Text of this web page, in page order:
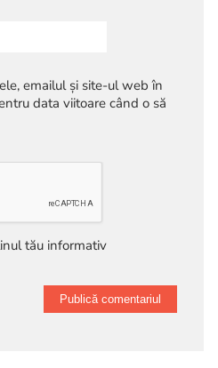
emailul și site-ul web în
data viitoare când o să
tău informativ